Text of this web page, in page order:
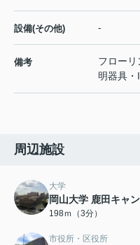
設備(その他) -
備考
フロー
明器具
周辺施設
大学
岡山大学 鹿田キャ
198ｍ（3分）
市役所・区役所